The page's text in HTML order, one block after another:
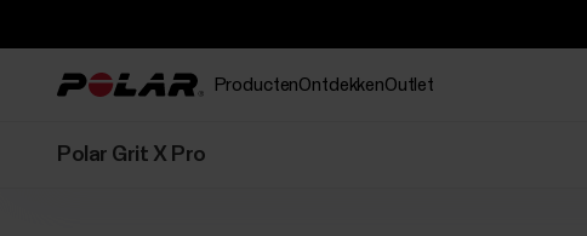
ProductenOntdekkenOutlet
Polar Grit X Pro